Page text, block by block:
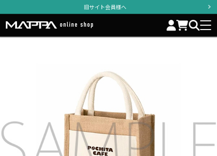
旧サイト会員様へ